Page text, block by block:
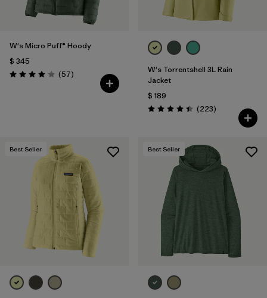
W's Micro Puff® Hoody
$ 345
Valoración: 4.1 / 5
(57Comentarios
)
W's Torrentshell 3L Rain
Jacket
$ 189
Valoración: 4.4 / 5
(223Comentarios
)
Best Seller Best Seller